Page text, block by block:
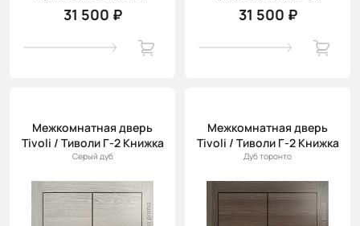
31 500 ₽ 31 500 ₽
Межкомнатная дверь
Tivoli / Тиволи Г-2 Книжка
Серый дуб
Межкомнатная дверь
Tivoli / Тиволи Г-2 Книжка
Дуб торонто